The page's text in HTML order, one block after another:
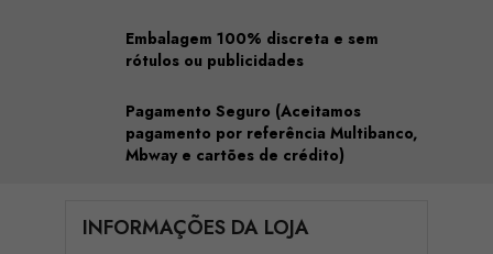
Embalagem 100% discreta e sem
rótulos ou publicidades
Pagamento Seguro (Aceitamos
pagamento por referência Multibanco,
Mbway e cartões de crédito)
INFORMAÇÕES DA LOJA